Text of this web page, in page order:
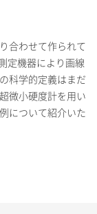
合わせて作られて
定機器により画線
科学的定義はまだ
微小硬度計を用い
について紹介いた